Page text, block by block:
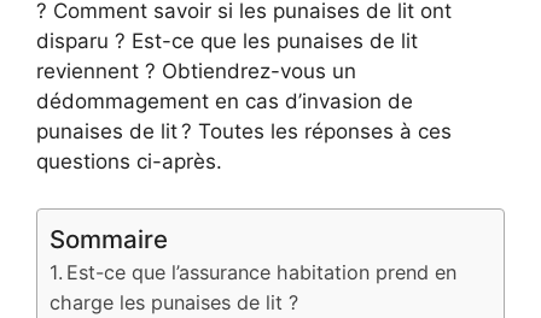
? Comment savoir si les punaises de lit ont
disparu ? Est-ce que les punaises de lit
reviennent ? Obtiendrez-vous un
dédommagement en cas d’invasion de
punaises de lit ? Toutes les réponses à ces
questions ci-après.
Sommaire
Est-ce que l’assurance habitation prend en
charge les punaises de lit ?